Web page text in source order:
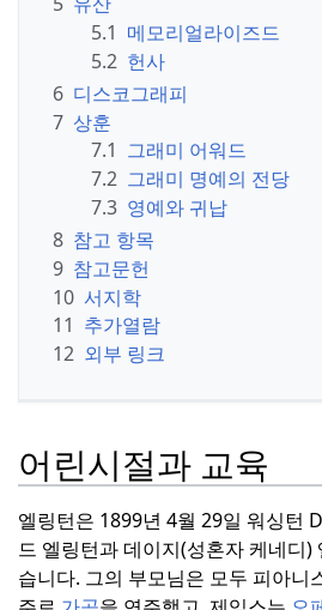
5.1 메모리얼라이즈드
5.2 헌사
6 디스코그래피
7 상훈
7.1 그래미 어워드
7.2 그래미 명예의 전당
7.3 영예와 귀납
8 참고 항목
9 참고문헌
10 서지학
11 추가열람
12 외부 링크
어린시절과 교육
엘링턴은 1899년 4월 29일 워싱턴
드 엘링턴과 데이지(성혼자 케네디
습니다. 그의 부모님은 모두 피아니